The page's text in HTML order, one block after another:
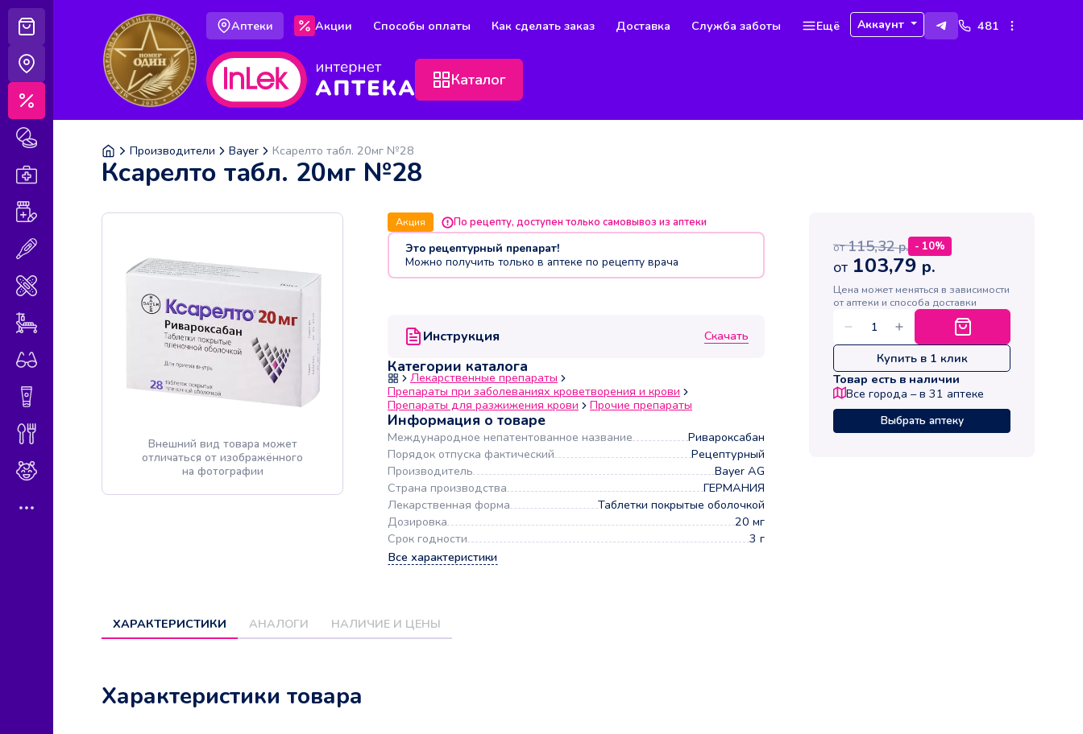
Витамины и БАДы
Аптеки Акции Способы оплаты Как сделать заказ Доставка Служба заботы Ещё Аккаунт 481
Каталог
Производители Bayer Ксарелто табл. 20мг №28
Ксарелто табл. 20мг №28
Внешний вид товара может
отличаться от изображённого
на фотографии
Акция По рецепту, доступен только самовывоз из аптеки
Это рецептурный препарат!
Можно получить только в аптеке по рецепту врача
Инструкция Скачать
Категории каталога
Лекарственные препараты
Препараты при заболеваниях кроветворения и крови
Препараты для разжижения крови
Прочие препараты
Информация о товаре
Международное непатентованное название
Ривароксабан
Порядок отпуска фактический
Рецептурный
Производитель
Bayer AG
Страна производства
ГЕРМАНИЯ
Лекарственная форма
Таблетки покрытые оболочкой
Дозировка
20 мг
Срок годности
3 г
Все характеристики
ХАРАКТЕРИСТИКИ АНАЛОГИ НАЛИЧИЕ И ЦЕНЫ
Характеристики товара
от 115,32р. - 10%
от 103,79 р.
Цена может меняться в зависимости
от аптеки и способа доставки
Купить в 1 клик
Товар есть в наличии
Все города – в 31 аптеке
Выбрать аптеку